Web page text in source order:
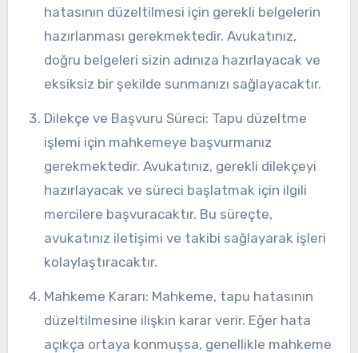
hatasının düzeltilmesi için gerekli belgelerin
hazırlanması gerekmektedir. Avukatınız,
doğru belgeleri sizin adınıza hazırlayacak ve
eksiksiz bir şekilde sunmanızı sağlayacaktır.
Dilekçe ve Başvuru Süreci: Tapu düzeltme
işlemi için mahkemeye başvurmanız
gerekmektedir. Avukatınız, gerekli dilekçeyi
hazırlayacak ve süreci başlatmak için ilgili
mercilere başvuracaktır. Bu süreçte,
avukatınız iletişimi ve takibi sağlayarak işleri
kolaylaştıracaktır.
Mahkeme Kararı: Mahkeme, tapu hatasının
düzeltilmesine ilişkin karar verir. Eğer hata
açıkça ortaya konmuşsa, genellikle mahkeme